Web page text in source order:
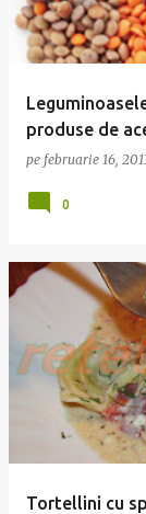
produse de
pe februarie 16,
0
Tortellini cu